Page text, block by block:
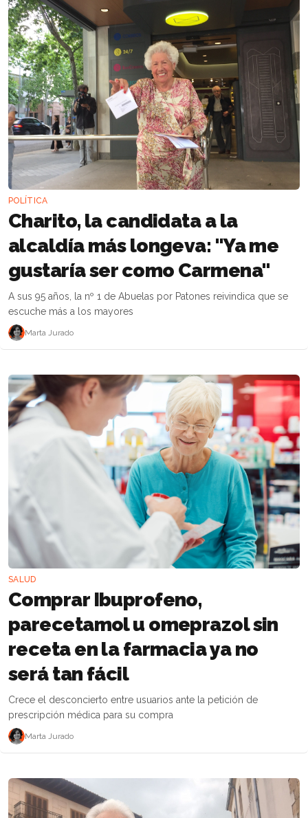
POLÍTICA
Charito, la candidata a la
alcaldía más longeva: "Ya me
gustaría ser como Carmena"
A sus 95 años, la nº 1 de Abuelas por Patones reivindica que se
escuche más a los mayores
Marta Jurado
SALUD
Comprar Ibuprofeno,
parecetamol u omeprazol sin
receta en la farmacia ya no
será tan fácil
Crece el desconcierto entre usuarios ante la petición de
prescripción médica para su compra
Marta Jurado